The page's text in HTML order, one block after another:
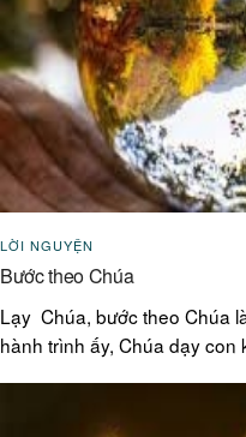
LỜI NGUYỆN
Bước theo Chúa
Lạy Chúa, bước theo Chúa
hành trình ấy, Chúa dạy con